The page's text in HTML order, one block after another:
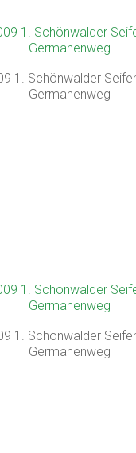
1. Schönwalder
Germanenweg
1. Schönwalder
Germanenweg